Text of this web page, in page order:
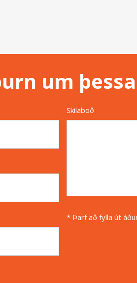
um
Skilaboð
* Þarf að fylla út